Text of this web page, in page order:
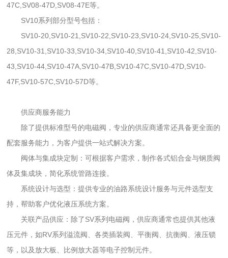
47C,SV08-47D,SV08-47E等。
SV10系列部分型号包括：
SV10-20,SV10-21,SV10-22,SV10-23,SV10-24,SV10-25,SV10-
28,SV10-31,SV10-33,SV10-34,SV10-40,SV10-41,SV10-42,SV10-
43,SV10-44,SV10-47A,SV10-47B,SV10-47C,SV10-47D,SV10-
47F,SV10-57C,SV10-57D等。
供应商服务能力
除了提供标准型号的电磁阀，专业的供应商通常还具备更全面的
配套服务能力，为客户提供一站式解决方案。
阀体与集成块定制：可根据客户需求，制作各式铝合金与钢质阀
体及集成块，简化系统管路连接。
系统设计与选型：提供专业的油路系统设计服务与元件选型支
持，帮助客户优化液压系统方案。
关联产品供应：除了SV系列电磁阀，供应商通常也提供其他液
压元件，如RV系列溢流阀、各类插装阀、平衡阀、抗衡阀、液压锁
等，以及放大板、比例放大器等电子控制元件。